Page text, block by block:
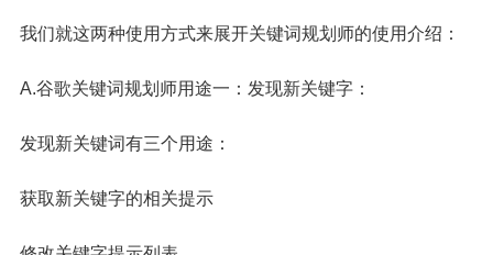
我们就这两种使用方式来展开关键词规划师的使用介绍：
A.谷歌关键词规划师用途一：发现新关键字：
发现新关键词有三个用途：
获取新关键字的相关提示